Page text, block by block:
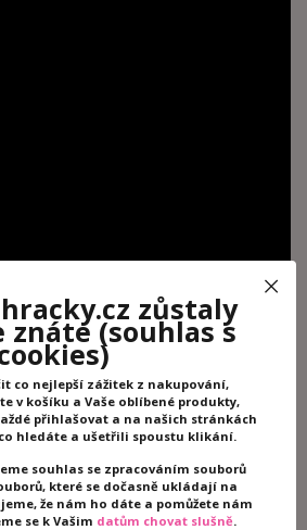
zůstaly
znáte(souhlas s
co nejlepší zážitek z nakupování,
v košíku a Vaše oblíbené produkty,
přihlašovat a na našich stránkách
hledáte a ušetřili spoustu klikání.
souhlas se zpracováním souborů
které se dočasně ukládají na
že nám ho dáte a pomůžete nám
se k Vašim datům chovat slušně.